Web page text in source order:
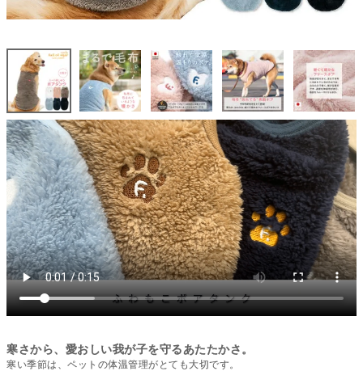
寒さから、愛おしい我が子を守るあたたかさ。
寒い季節は、ペットの体温管理がとても大切です。